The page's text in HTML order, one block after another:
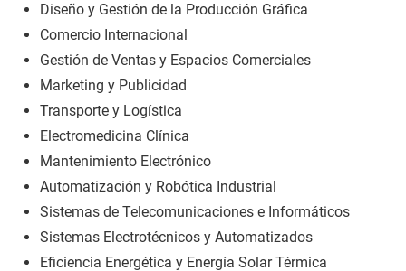
Diseño y Gestión de la Producción Gráfica
Comercio Internacional
Gestión de Ventas y Espacios Comerciales
Marketing y Publicidad
Transporte y Logística
Electromedicina Clínica
Mantenimiento Electrónico
Automatización y Robótica Industrial
Sistemas de Telecomunicaciones e Informáticos
Sistemas Electrotécnicos y Automatizados
Eficiencia Energética y Energía Solar Térmica